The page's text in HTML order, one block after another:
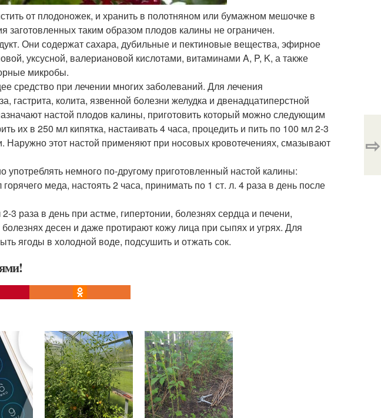
от плодоножек, и хранить в полотняном или бумажном мешочке в
заготовленных таким образом плодов калины не ограничен.
Они содержат сахара, дубильные и пектиновые вещества, эфирное
уксусной, валериановой кислотами, витаминами A, P, K, а также
микробы.
средство при лечении многих заболеваний. Для лечения
гастрита, колита, язвенной болезни желудка и двенадцатиперстной
настой плодов калины, приготовить который можно следующим
их в 250 мл кипятка, настаивать 4 часа, процедить и пить по 100 мл 2-3
Наружно этот настой применяют при носовых кровотечениях, смазывают
немного по-другому приготовленный настой калины:
меда, настоять 2 часа, принимать по 1 ст. л. 4 раза в день после
3 раза в день при астме, гипертонии, болезнях сердца и печени,
десен и даже протирают кожу лица при сыпях и угрях. Для
ягоды в холодной воде, подсушить и отжать сок.
⇨